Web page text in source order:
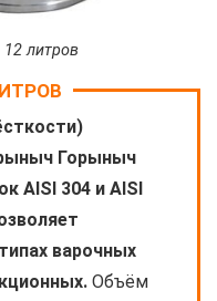
литров
Горыныч
AISI 304 и AISI
варочных
Объём